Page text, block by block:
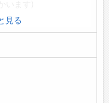
ては、会社が全額負
ワークから「紹介
見る